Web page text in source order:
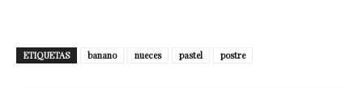
ETIQUETAS banano nueces pastel postre